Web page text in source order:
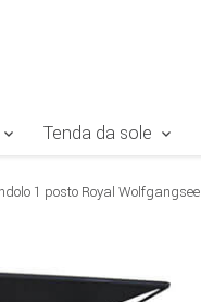
Tenda da sole
1 posto Royal Wolfgangsee